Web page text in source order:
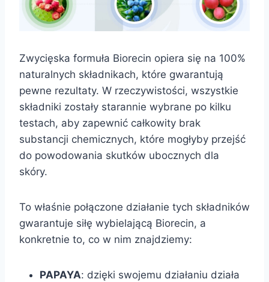
Zwycięska formuła Biorecin opiera się na 100%
naturalnych składnikach, które gwarantują
pewne rezultaty. W rzeczywistości, wszystkie
składniki zostały starannie wybrane po kilku
testach, aby zapewnić całkowity brak
substancji chemicznych, które mogłyby przejść
do powodowania skutków ubocznych dla
skóry.
To właśnie połączone działanie tych składników
gwarantuje siłę wybielającą Biorecin, a
konkretnie to, co w nim znajdziemy:
PAPAYA: dzięki swojemu działaniu działa